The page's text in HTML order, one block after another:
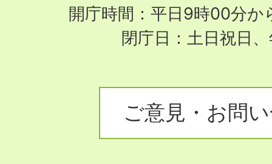
開庁時間：平日9時00分か
閉庁日：土日祝日
ご意見・お問